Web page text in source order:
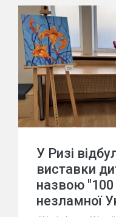
У Ризі
виставки
назвою "100
незламної